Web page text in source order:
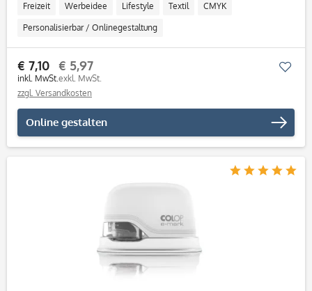
Freizeit Werbeidee Lifestyle Textil CMYK
Personalisierbar / Onlinegestaltung
€ 7,10
inkl. MwSt.
€ 5,97
exkl. MwSt.
zzgl. Versandkosten
Online gestalten